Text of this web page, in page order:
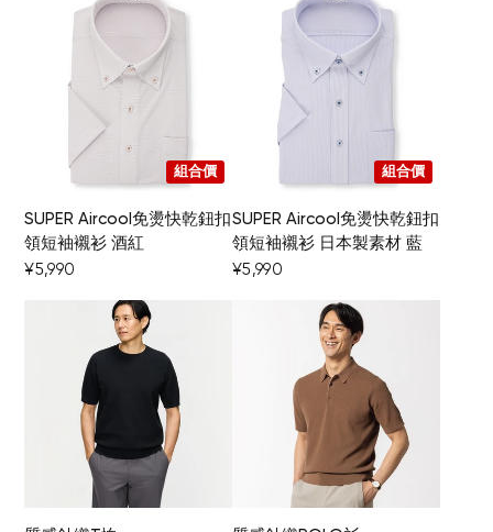
組合價
SUPER Aircool免燙快乾鈕扣
領短袖襯衫 酒紅
¥5,990
組合價
SUPER Aircool免燙快乾鈕扣
領短袖襯衫 日本製素材 藍
¥5,990